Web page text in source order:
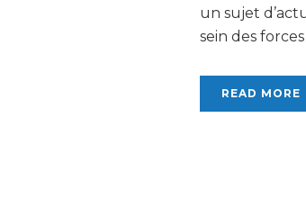
un sujet
sein des forces
READ MORE